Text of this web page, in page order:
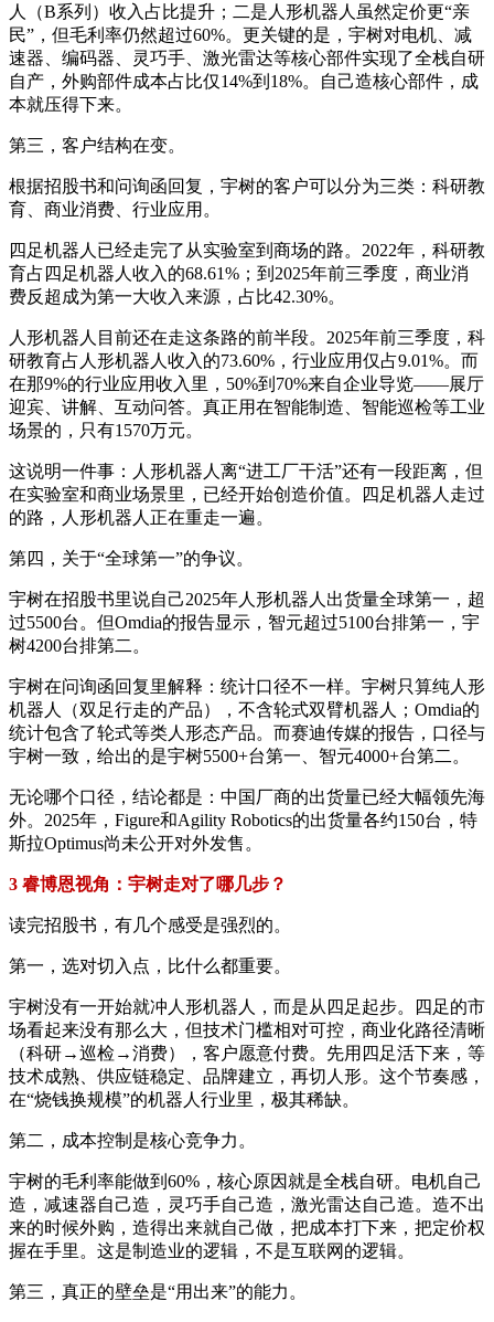
人（B系列）收入占比提升；二是人形机器人虽然定价更“亲
民”，但毛利率仍然超过60%。更关键的是，宇树对电机、减
速器、编码器、灵巧手、激光雷达等核心部件实现了全栈自研
自产，外购部件成本占比仅14%到18%。自己造核心部件，成
本就压得下来。
第三，客户结构在变。
根据招股书和问询函回复，宇树的客户可以分为三类：科研教
育、商业消费、行业应用。
四足机器人已经走完了从实验室到商场的路。2022年，科研教
育占四足机器人收入的68.61%；到2025年前三季度，商业消
费反超成为第一大收入来源，占比42.30%。
人形机器人目前还在走这条路的前半段。2025年前三季度，科
研教育占人形机器人收入的73.60%，行业应用仅占9.01%。而
在那9%的行业应用收入里，50%到70%来自企业导览——展厅
迎宾、讲解、互动问答。真正用在智能制造、智能巡检等工业
场景的，只有1570万元。
这说明一件事：人形机器人离“进工厂干活”还有一段距离，但
在实验室和商业场景里，已经开始创造价值。四足机器人走过
的路，人形机器人正在重走一遍。
第四，关于“全球第一”的争议。
宇树在招股书里说自己2025年人形机器人出货量全球第一，超
过5500台。但Omdia的报告显示，智元超过5100台排第一，宇
树4200台排第二。
宇树在问询函回复里解释：统计口径不一样。宇树只算纯人形
机器人（双足行走的产品），不含轮式双臂机器人；Omdia的
统计包含了轮式等类人形态产品。而赛迪传媒的报告，口径与
宇树一致，给出的是宇树5500+台第一、智元4000+台第二。
无论哪个口径，结论都是：中国厂商的出货量已经大幅领先海
外。2025年，Figure和Agility Robotics的出货量各约150台，特
斯拉Optimus尚未公开对外发售。
3 睿博恩视角：宇树走对了哪几步？
读完招股书，有几个感受是强烈的。
第一，选对切入点，比什么都重要。
宇树没有一开始就冲人形机器人，而是从四足起步。四足的市
场看起来没有那么大，但技术门槛相对可控，商业化路径清晰
（科研→巡检→消费），客户愿意付费。先用四足活下来，等
技术成熟、供应链稳定、品牌建立，再切人形。这个节奏感，
在“烧钱换规模”的机器人行业里，极其稀缺。
第二，成本控制是核心竞争力。
宇树的毛利率能做到60%，核心原因就是全栈自研。电机自己
造，减速器自己造，灵巧手自己造，激光雷达自己造。造不出
来的时候外购，造得出来就自己做，把成本打下来，把定价权
握在手里。这是制造业的逻辑，不是互联网的逻辑。
第三，真正的壁垒是“用出来”的能力。